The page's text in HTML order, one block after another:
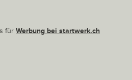
für Werbung bei startwerk.ch